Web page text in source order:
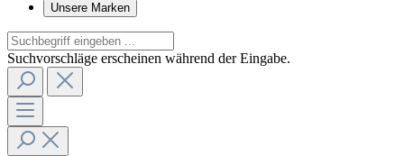
Unsere Marken
Suchvorschläge erscheinen während der Eingabe.